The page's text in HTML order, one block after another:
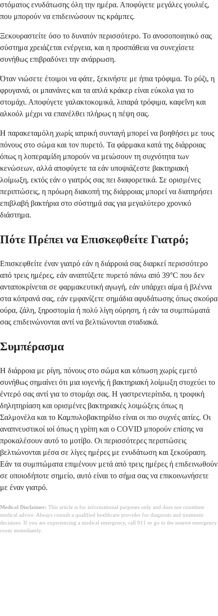
στόματος ενυδάτωσης όλη την ημέρα. Αποφύγετε μεγάλες γουλιές,
που μπορούν να επιδεινώσουν τις κράμπες.
Ξεκουραστείτε όσο το δυνατόν περισσότερο. Το ανοσοποιητικό σας
σύστημα χρειάζεται ενέργεια, και η προσπάθεια να συνεχίσετε
συνήθως επιβραδύνει την ανάρρωση.
Όταν νιώσετε έτοιμοι να φάτε, ξεκινήστε με ήπια τρόφιμα. Το ρύζι, η
φρυγανιά, οι μπανάνες και τα απλά κράκερ είναι εύκολα για το
στομάχι. Αποφύγετε γαλακτοκομικά, λιπαρά τρόφιμα, καφεΐνη και
αλκοόλ μέχρι να επανέλθει πλήρως η πέψη σας.
Η παρακεταμόλη χωρίς ιατρική συνταγή μπορεί να βοηθήσει με τους
πόνους στο σώμα και τον πυρετό. Τα φάρμακα κατά της διάρροιας
όπως η λοπεραμίδη μπορούν να μειώσουν τη συχνότητα των
κενώσεων, αλλά αποφύγετε τα εάν υποψιάζεστε βακτηριακή
λοίμωξη, εκτός εάν ο γιατρός σας πει διαφορετικά. Σε ορισμένες
περιπτώσεις, η πρόωρη διακοπή της διάρροιας μπορεί να διατηρήσει
επιβλαβή βακτήρια στο σύστημά σας για μεγαλύτερο χρονικό
διάστημα.
Πότε Πρέπει να Επισκεφθείτε Γιατρό;
Επισκεφθείτε έναν γιατρό εάν η διάρροιά σας διαρκεί περισσότερο
από τρεις ημέρες, εάν αναπτύξετε πυρετό πάνω από 39°C που δεν
ανταποκρίνεται σε φαρμακευτική αγωγή, εάν υπάρχει αίμα ή βλέννα
στα κόπρανά σας, εάν εμφανίζετε σημάδια αφυδάτωσης όπως σκούρα
ούρα, ζάλη, ξηροστομία ή πολύ λίγη ούρηση, ή εάν τα συμπτώματά
σας επιδεινώνονται αντί να βελτιώνονται σταδιακά.
Συμπέρασμα
Η διάρροια με ρίγη, πόνους στο σώμα και κόπωση χωρίς εμετό
συνήθως σημαίνει ότι μια ιογενής ή βακτηριακή λοίμωξη στοχεύει το
έντερό σας αντί για το στομάχι σας. Η γαστρεντερίτιδα, η τροφική
δηλητηρίαση και ορισμένες βακτηριακές λοιμώξεις όπως η
Σαλμονέλα και το Καμπυλοβακτηρίδιο είναι οι πιο συχνές αιτίες. Οι
αναπνευστικοί ιοί όπως η γρίπη και ο COVID μπορούν επίσης να
προκαλέσουν αυτό το μοτίβο. Οι περισσότερες περιπτώσεις
βελτιώνονται μέσα σε λίγες ημέρες με ενυδάτωση και ξεκούραση.
Εάν τα συμπτώματα επιμένουν μετά από τρεις ημέρες ή επιδεινωθούν
σε οποιοδήποτε σημείο, αυτό είναι το σήμα σας να επικοινωνήσετε
με έναν γιατρό.
Medical Disclaimer: This article is for informational purposes only and does not constitute
medical advice. Always consult a qualified healthcare provider for diagnosis and treatment
decisions. If you are experiencing a medical emergency, call 911 or go to the nearest emergency
room immediately.